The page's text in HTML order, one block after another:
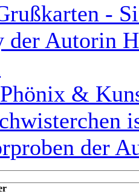
-
der Autorin
&
der